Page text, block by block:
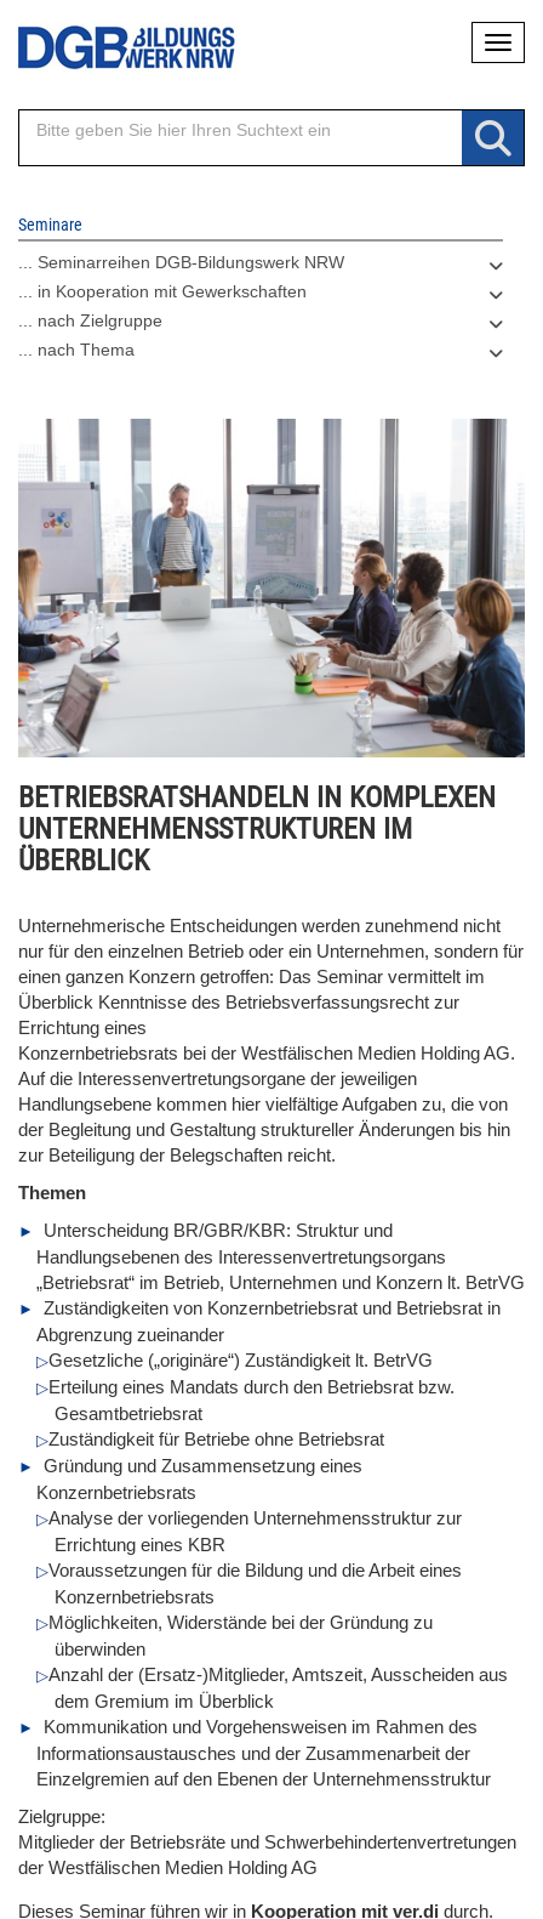
Direkt
Inhalt
Seminare
... Seminarreihen DGB-Bildungswerk NRW
... in Kooperation mit Gewerkschaften
... nach Zielgruppe
... nach Thema
BETRIEBSRATSHANDELN IN KOMPLEXEN
UNTERNEHMENSSTRUKTUREN IM
ÜBERBLICK
Unternehmerische Entscheidungen werden zunehmend nicht
nur für den einzelnen Betrieb oder ein Unternehmen, sondern für
einen ganzen Konzern getroffen: Das Seminar vermittelt im
Überblick Kenntnisse des Betriebsverfassungsrecht zur
Errichtung eines
Konzernbetriebsrats bei der Westfälischen Medien Holding AG.
Auf die Interessenvertretungsorgane der jeweiligen
Handlungsebene kommen hier vielfältige Aufgaben zu, die von
der Begleitung und Gestaltung struktureller Änderungen bis hin
zur Beteiligung der Belegschaften reicht.
Themen
Unterscheidung BR/GBR/KBR: Struktur und
Handlungsebenen des Interessenvertretungsorgans
„Betriebsrat“ im Betrieb, Unternehmen und Konzern lt. BetrVG
Zuständigkeiten von Konzernbetriebsrat und Betriebsrat in
Abgrenzung zueinander
Gesetzliche („originäre“) Zuständigkeit lt. BetrVG
Erteilung eines Mandats durch den Betriebsrat bzw.
Gesamtbetriebsrat
Zuständigkeit für Betriebe ohne Betriebsrat
Gründung und Zusammensetzung eines
Konzernbetriebsrats
Analyse der vorliegenden Unternehmensstruktur zur
Errichtung eines KBR
Voraussetzungen für die Bildung und die Arbeit eines
Konzernbetriebsrats
Möglichkeiten, Widerstände bei der Gründung zu
überwinden
Anzahl der (Ersatz-)Mitglieder, Amtszeit, Ausscheiden aus
dem Gremium im Überblick
Kommunikation und Vorgehensweisen im Rahmen des
Informationsaustausches und der Zusammenarbeit der
Einzelgremien auf den Ebenen der Unternehmensstruktur
Zielgruppe:
Mitglieder der Betriebsräte und Schwerbehindertenvertretungen
der Westfälischen Medien Holding AG
Dieses Seminar führen wir in Kooperation mit ver.di durch.